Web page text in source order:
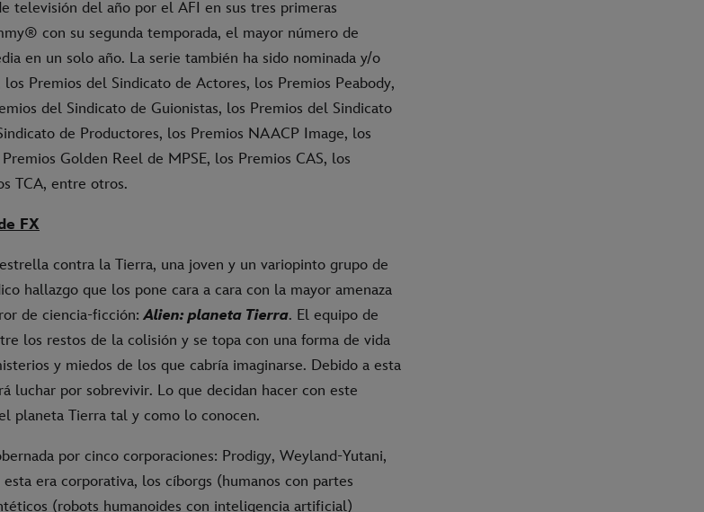
televisión del año por el AFI en sus tres primeras
con su segunda temporada, el mayor número de
en un solo año. La serie también ha sido nominada y/o
Premios del Sindicato de Actores, los Premios Peabody,
del Sindicato de Guionistas, los Premios del Sindicato
de Productores, los Premios NAACP Image, los
Golden Reel de MPSE, los Premios CAS, los
TCA, entre otros.
FX
contra la Tierra, una joven y un variopinto grupo de
hallazgo que los pone cara a cara con la mayor amenaza
de ciencia-ficción:Alien: planeta Tierra. El equipo de
los restos de la colisión y se topa con una forma de vida
y miedos de los que cabría imaginarse. Debido a esta
luchar por sobrevivir. Lo que decidan hacer con este
planeta Tierra tal y como lo conocen.
por cinco corporaciones: Prodigy, Weyland-Yutani,
era corporativa, los cíborgs (humanos con partes
(robots humanoides con inteligencia artificial)